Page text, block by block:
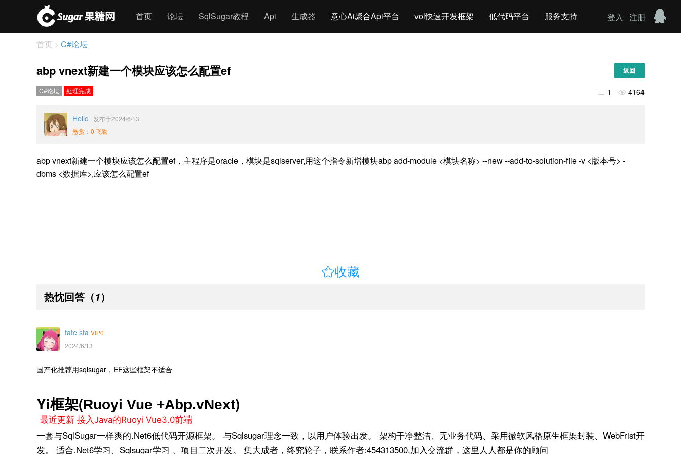
首页 论坛 SqlSugar教程 Api 生成器 意心Ai聚合Api平台 vol快速开发框架 低代码平台 服务支持 登入 注册
首页 > C#论坛
abp vnext新建一个模块应该怎么配置ef 返回
C#论坛 处理完成  1  4164
Hello
发布于2024/6/13
悬赏：0 飞吻
abp vnext新建一个模块应该怎么配置ef，主程序是oracle，模块是sqlserver,用这个指令新增模块abp add-module <模块名称> --new --add-to-solution-file -v <版本号> -
dbms <数据库>,应该怎么配置ef
收藏
热忱回答 （1）
fate sta VIP0
2024/6/13
国产化推荐用sqlsugar，EF这些框架不适合
Yi框架(Ruoyi Vue +Abp.vNext)
最近更新 接入Java的Ruoyi Vue3.0前端
一套与SqlSugar一样爽的.Net6低代码开源框架。 与Sqlsugar理念一致，以用户体验出发。 架构干净整洁、无业务代码、采用微软风格原生框架封装、WebFrist开
发。 适合.Net6学习、Sqlsugar学习 、项目二次开发。 集大成者，终究轮子，联系作者:454313500,加入交流群，这里人人都是你的顾问